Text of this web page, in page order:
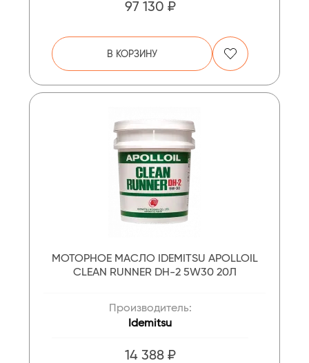
97 130 ₽
В КОРЗИНУ
МОТОРНОЕ МАСЛО IDEMITSU APOLLOIL
CLEAN RUNNER DH-2 5W30 20Л
Производитель:
Idemitsu
14 388 ₽